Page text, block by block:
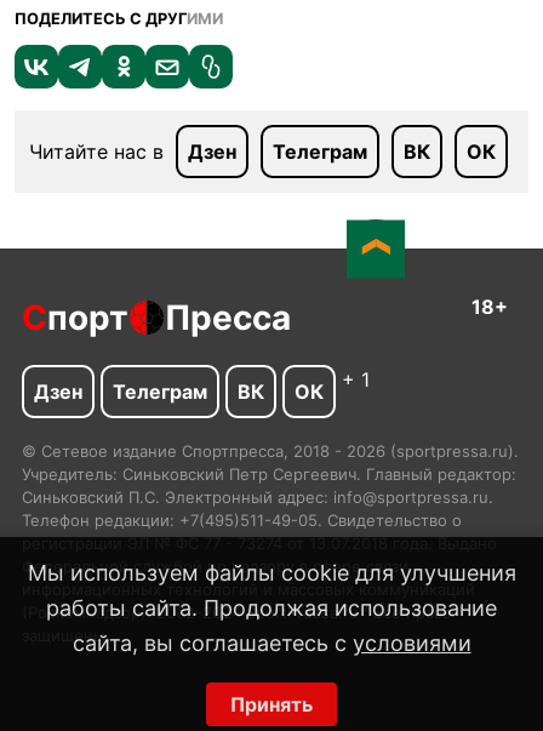
ПОДЕЛИТЕСЬ С ДРУГИМИ
Читайте нас в Дзен Телеграм ВК ОК
Мы используем файлы cookie для улучшения
работы сайта. Продолжая использование
сайта, вы соглашаетесь с условиями
Принять
Спорт Пресса 18+
Дзен Телеграм ВК ОК + 1
© Сетевое издание Спортпресса, 2018 - 2026 (sportpressa.ru).
Учредитель: Синьковский Петр Сергеевич. Главный редактор:
Синьковский П.С. Электронный адрес: info@sportpressa.ru.
Телефон редакции: +7(495)511-49-05. Свидетельство о
регистрации ЭЛ № ФС 77 - 73274 от 13.07.2018 года. Выдано
Федеральной службой по надзору в сфере связи,
информационных технологий и массовых коммуникаций
(Роскомнадзор). 2002-2024 SportPressa.ru™ Все права
защищены.